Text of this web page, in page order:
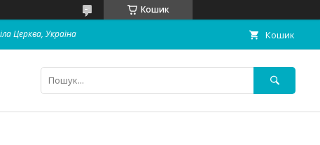
Кошик
Церква, Україна Кошик